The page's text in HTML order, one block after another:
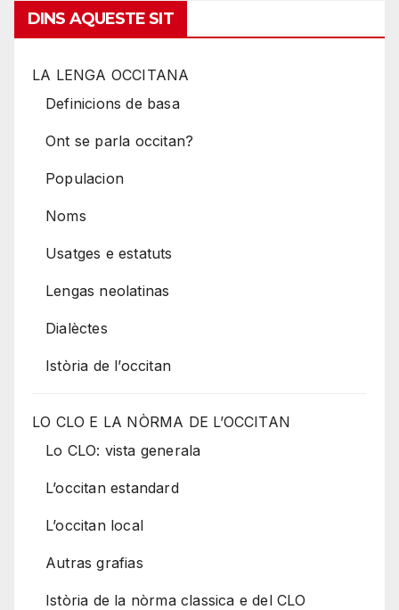
DINS AQUESTE SIT
LA LENGA OCCITANA
Definicions de basa
Ont se parla occitan?
Populacion
Noms
Usatges e estatuts
Lengas neolatinas
Dialèctes
Istòria de l’occitan
LO CLO E LA NÒRMA DE L’OCCITAN
Lo CLO: vista generala
L’occitan estandard
L’occitan local
Autras grafias
Istòria de la nòrma classica e del CLO